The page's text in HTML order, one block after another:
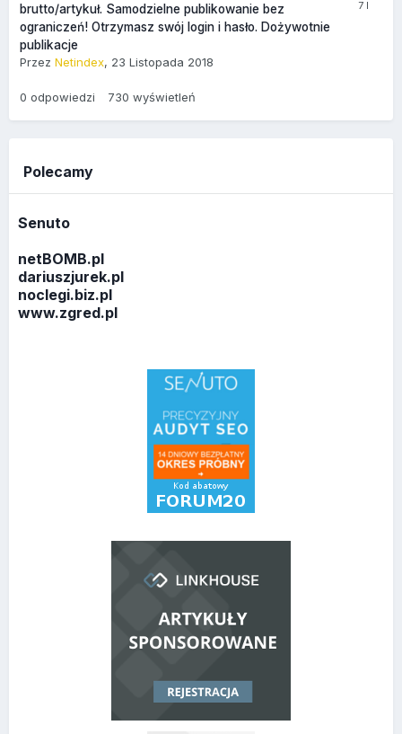
brutto/artykuł. Samodzielne publikowanie bez
ograniczeń! Otrzymasz swój login i hasło. Dożywotnie
publikacje
Przez Netindex, 23 Listopada 2018
0 odpowiedzi 730 wyświetleń
Polecamy
Senuto
netBOMB.pl
dariuszjurek.pl
noclegi.biz.pl
www.zgred.pl